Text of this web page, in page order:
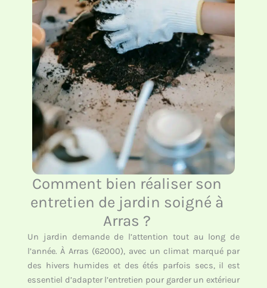
Comment bien réaliser son
entretien de jardin soigné à
Arras ?
Un jardin demande de l’attention tout au long de
l’année. À Arras (62000), avec un climat marqué par
des hivers humides et des étés parfois secs, il est
essentiel d’adapter l’entretien pour garder un extérieur